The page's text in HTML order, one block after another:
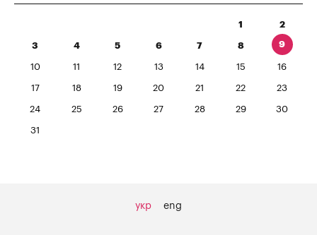
1 2
3 4 5 6 7 8 9
10 11 12 13 14 15 16
17 18 19 20 21 22 23
24 25 26 27 28 29 30
31
укр eng